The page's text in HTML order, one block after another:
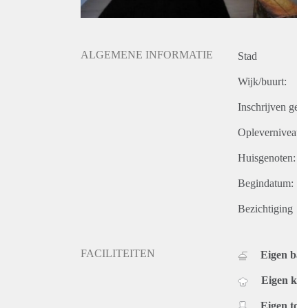
ALGEMENE INFORMATIE Stad
Wijk/buurt:
Inschrijven
Huisgenoten:
Begindatum:
Bezichtiging
FACILITEITEN Eigen
Eigen